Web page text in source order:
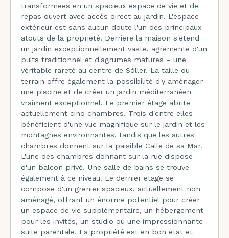
transformées en un spacieux espace de vie et de
repas ouvert avec accès direct au jardin. L'espace
extérieur est sans aucun doute l'un des principaux
atouts de la propriété. Derrière la maison s'étend
un jardin exceptionnellement vaste, agrémenté d'un
puits traditionnel et d'agrumes matures – une
véritable rareté au centre de Sóller. La taille du
terrain offre également la possibilité d'y aménager
une piscine et de créer un jardin méditerranéen
vraiment exceptionnel. Le premier étage abrite
actuellement cinq chambres. Trois d'entre elles
bénéficient d'une vue magnifique sur le jardin et les
montagnes environnantes, tandis que les autres
chambres donnent sur la paisible Calle de sa Mar.
L'une des chambres donnant sur la rue dispose
d'un balcon privé. Une salle de bains se trouve
également à ce niveau. Le dernier étage se
compose d'un grenier spacieux, actuellement non
aménagé, offrant un énorme potentiel pour créer
un espace de vie supplémentaire, un hébergement
pour les invités, un studio ou une impressionnante
suite parentale. La propriété est en bon état et